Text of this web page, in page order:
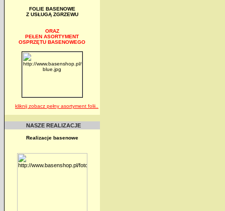
FOLIE BASENOWE
Z USŁUGĄ ZGRZEWU
ORAZ
PEŁEN ASORTYMENT
OSPRZĘTU BASENOWEGO
kliknij zobacz pełny asortyment folii..
NASZE REALIZACJE
Realizacje basenowe